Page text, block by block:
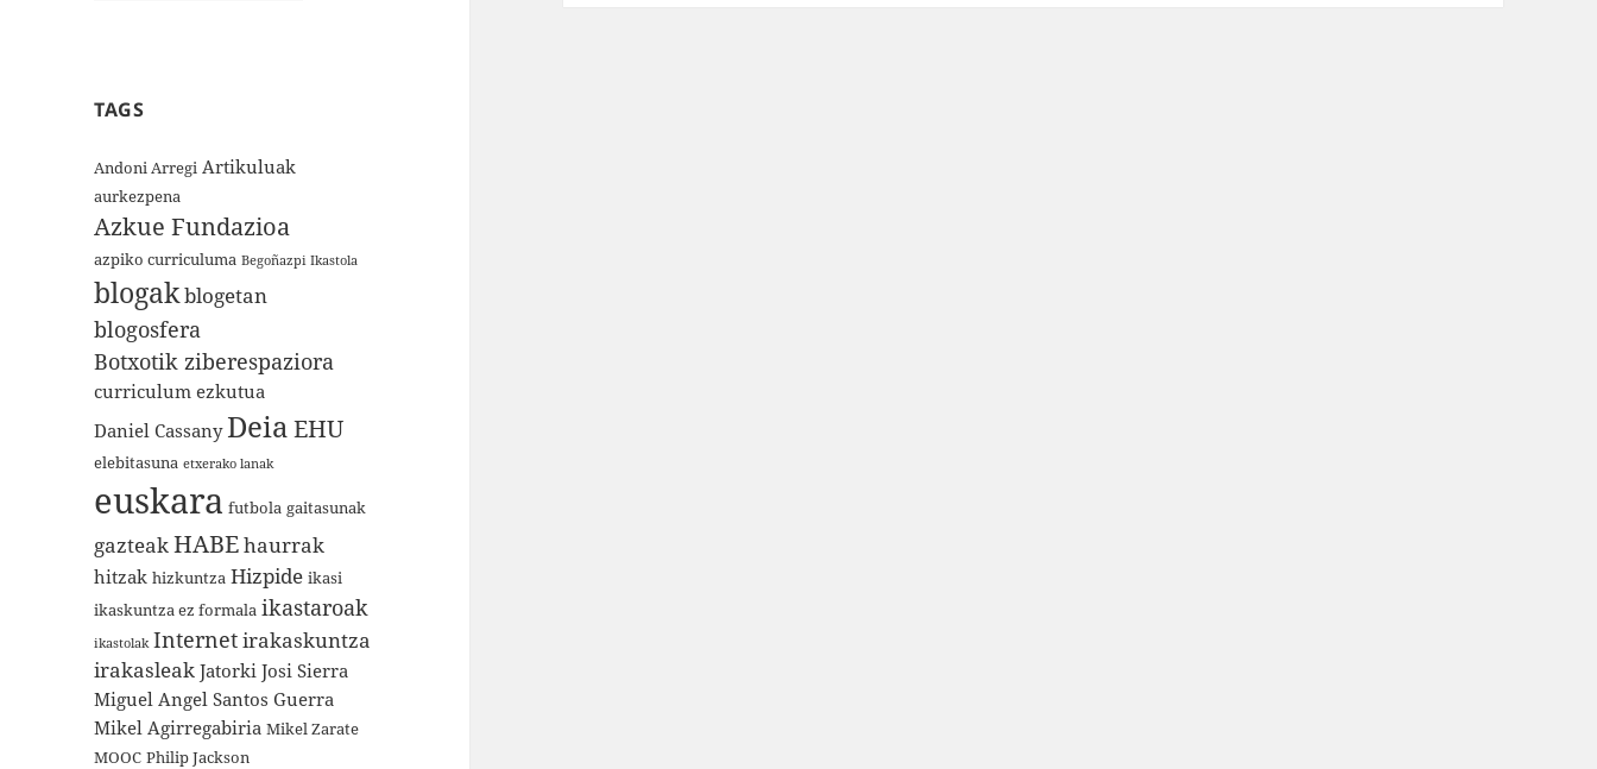
TAGS
Andoni Arregi Artikuluak
aurkezpena
Azkue Fundazioa
azpiko curriculuma Begoñazpi Ikastola
blogakblogetan
blogosfera
Botxotik ziberespaziora
curriculum ezkutua
Daniel Cassany Deia EHU
elebitasuna etxerako lanak
euskara futbola gaitasunak
gazteakHABEhaurrak
hitzak hizkuntza Hizpide ikasi
ikaskuntza ez formala ikastaroak
ikastolak Internetirakaskuntza
irakasleak Jatorki Josi Sierra
Miguel Angel Santos Guerra
Mikel Agirregabiria Mikel Zarate
MOOC Philip Jackson